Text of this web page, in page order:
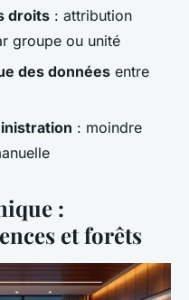
droits : attribution
groupe ou unité
des données entre
: moindre
:
et forêts